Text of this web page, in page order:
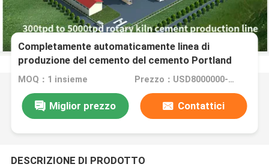
Completamente automaticamente linea di
produzione del cemento del cemento Portland
comune 2000tpd
MOQ：1 insieme Prezzo：USD8000000-USD16000000
Miglior prezzo Contattici
DESCRIZIONE DI PRODOTTO